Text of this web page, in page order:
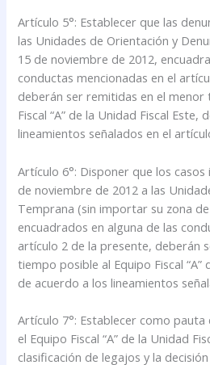
Artículo 5°: Establecer que las
las Unidades de Orientación y
15 de noviembre de 2012,
conductas mencionadas en el
deberán ser remitidas en el menor
Fiscal “A” de la Unidad Fiscal Este,
lineamientos señalados en el
Artículo 6°: Disponer que los
de noviembre de 2012 a las
Temprana (sin importar su zona
encuadrados en alguna de las
artículo 2 de la presente, deberán
tiempo posible al Equipo Fiscal “A”
de acuerdo a los lineamientos
Artículo 7°: Establecer como
el Equipo Fiscal “A” de la Unidad
clasificación de legajos y la